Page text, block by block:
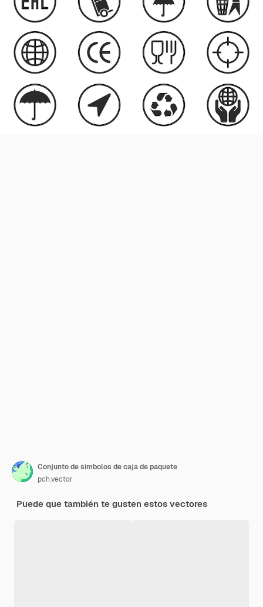
Conjunto de símbolos de caja de paquete
pch.vector
Puede que también te gusten estos vectores